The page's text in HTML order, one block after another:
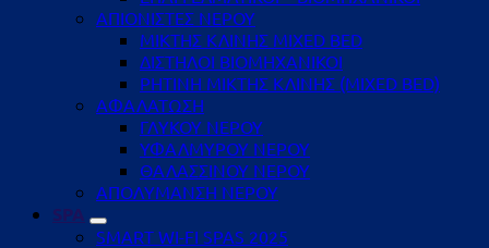
ΑΠΙΟΝΙΣΤΕΣ ΝΕΡΟΥ
ΜΙΚΤΗΣ ΚΛΙΝΗΣ MIXED BED
ΔΙΣΤΗΛΟΙ ΒΙΟΜΗΧΑΝΙΚΟΙ
ΡΗΤΙΝΗ ΜΙΚΤΗΣ ΚΛΙΝΗΣ (MIXED BED)
ΑΦΑΛΑΤΩΣΗ
ΓΛΥΚΟΥ ΝΕΡΟΥ
ΥΦΑΛΜΥΡΟΥ ΝΕΡΟΥ
ΘΑΛΑΣΣΙΝΟΥ ΝΕΡΟΥ
ΑΠΟΛΥΜΑΝΣΗ ΝΕΡΟΥ
SPA
SMART WI-FI SPAS 2025